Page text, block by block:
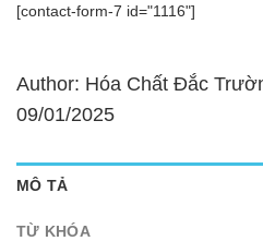
[contact-form-7 id="1116"]
Author: Hóa Chất Đắc
09/01/2025
MÔ TẢ
TỪ KHÓA